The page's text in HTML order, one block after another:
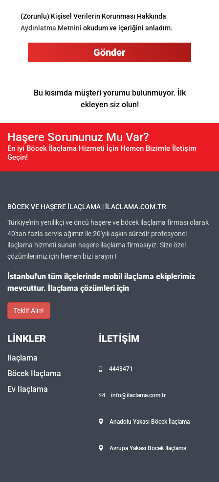
(Zorunlu) Kişisel Verilerin Korunması Hakkında
Aydınlatma Metnini okudum ve içeriğini anladım.
Gönder
Bu kısımda müşteri yorumu bulunmuyor. İlk
ekleyen siz olun!
Haşere Sorununuz Mu Var?
En iyi Böcek İlaçlama Hizmeti İçin Hemen Bizimle İletişim
Geçin!
BÖCEK VE HAŞERE ILAÇLAMA | ILACLAMA.COM.TR
Türkiye'nin yenilikçi ve öncü haşere ve böcek ilaçlama firması olarak
40'tan fazla servis ağımız ile 20'yılı aşkın süredir profesyonel
ilaçlama hizmeti sunan haşere ilaçlama firmasıyız. Size özel
çözümlerimiz için hemen bizi arayın !
İstanbul'un tüm ilçelerinde mobil ilaçlama ekiplerimiz
mevcuttur. İlaçlama çözümleri için
Teklif Alın!
LINKLER
Ilaçlama
Böcek Ilaçlama
Ev Ilaçlama
İLETIŞIM
4443471
info@ilaclama.com.tr
Anadolu Yakası Böcek İlaçlama
Avrupa Yakası Böcek İlaçlama